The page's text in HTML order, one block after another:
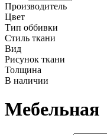
Производитель
Цвет
Тип оббивки
Стиль ткани
Вид
Рисунок ткани
Толщина
В наличии
Мебельная